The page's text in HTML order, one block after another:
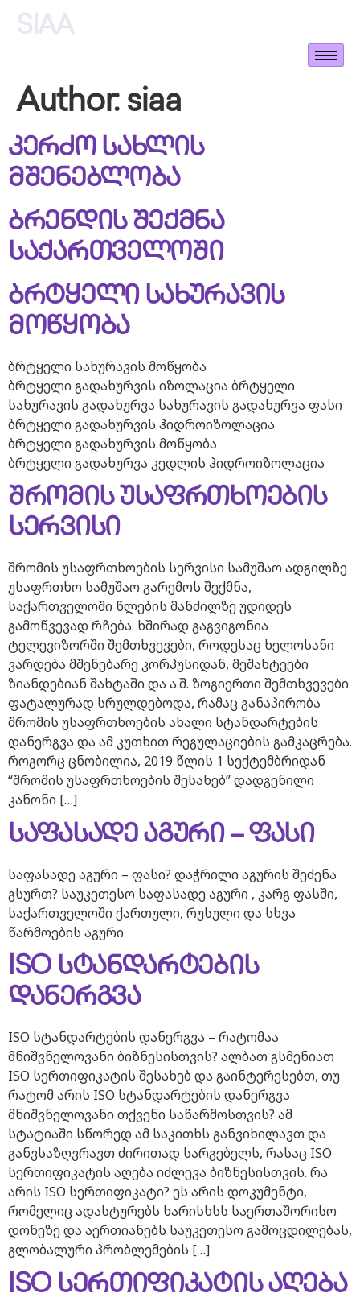
SIAA
Author: siaa
კერძო სახლის
მშენებლობა
ბრენდის შექმნა
საქართველოში
ბრტყელი სახურავის
მოწყობა
ბრტყელი სახურავის მოწყობა
ბრტყელი გადახურვის იზოლაცია ბრტყელი
სახურავის გადახურვა სახურავის გადახურვა ფასი
ბრტყელი გადახურვის ჰიდროიზოლაცია
ბრტყელი გადახურვის მოწყობა
ბრტყელი გადახურვა კედლის ჰიდროიზოლაცია
შრომის უსაფრთხოების
სერვისი
შრომის უსაფრთხოების სერვისი სამუშაო ადგილზე
უსაფრთხო სამუშაო გარემოს შექმნა,
საქართველოში წლების მანძილზე უდიდეს
გამოწვევად რჩება. ხშირად გაგვიგონია
ტელევიზორში შემთხვევები, როდესაც ხელოსანი
ვარდება მშენებარე კორპუსიდან, მეშახტეები
ზიანდებიან შახტაში და ა.შ. ზოგიერთი შემთხვევები
ფატალურად სრულდებოდა, რამაც განაპირობა
შრომის უსაფრთხოების ახალი სტანდარტების
დანერგვა და ამ კუთხით რეგულაციების გამკაცრება.
როგორც ცნობილია, 2019 წლის 1 სექტემბრიდან
“შრომის უსაფრთხოების შესახებ” დადგენილი
კანონი […]
საფასადე აგური – ფასი
საფასადე აგური – ფასი? დაჭრილი აგურის შეძენა
გსურთ? საუკეთესო საფასადე აგური , კარგ ფასში,
საქართველოში ქართული, რუსული და სხვა
წარმოების აგური
ISO სტანდარტების
დანერგვა
ISO სტანდარტების დანერგვა – რატომაა
მნიშვნელოვანი ბიზნესისთვის? ალბათ გსმენიათ
ISO სერთიფიკატის შესახებ და გაინტერესებთ, თუ
რატომ არის ISO სტანდარტების დანერგვა
მნიშვნელოვანი თქვენი საწარმოსთვის? ამ
სტატიაში სწორედ ამ საკითხს განვიხილავთ და
განვსაზღვრავთ ძირითად სარგებელს, რასაც ISO
სერთიფიკატის აღება იძლევა ბიზნესისთვის. რა
არის ISO სერთიფიკატი? ეს არის დოკუმენტი,
რომელიც ადასტურებს ხარისხსს საერთაშორისო
დონეზე და აერთიანებს საუკეთესო გამოცდილებას,
გლობალური პრობლემების […]
ISO სერთიფიკატის აღება